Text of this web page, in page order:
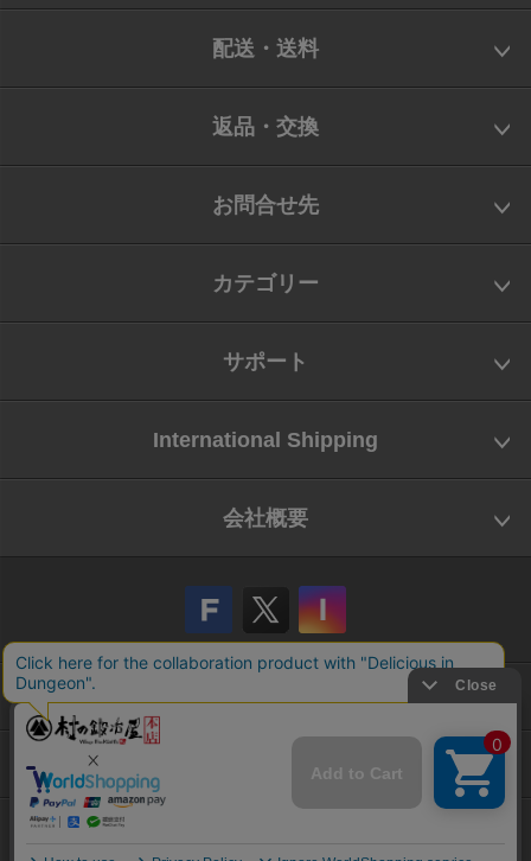
配送・送料
返品・交換
お問合せ先
カテゴリー
サポート
International Shipping
会社概要
会社概要
お問い合わせ
特定商取引法に基づく表示